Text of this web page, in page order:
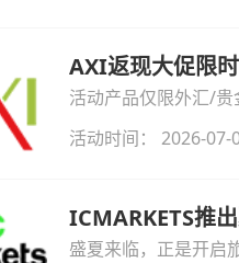
AXI返现大促限
活动产品仅限外汇/贵
活动时间： 2026-07-
ICMARKETS推
盛夏来临，正是开启